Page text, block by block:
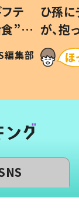
テ
”を
親
編集部
ひ孫
が、
「涙が
い」